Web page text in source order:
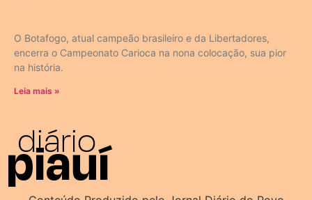
O Botafogo, atual campeão brasileiro e da Libertadores,
encerra o Campeonato Carioca na nona colocação, sua pior
na história.
Leia mais »